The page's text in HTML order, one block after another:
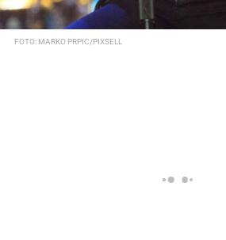
FOTO: MARKO PRPIC/PIXSELL